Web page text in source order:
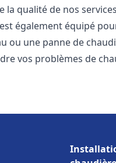
la qualité de nos
est également équipé
ou une panne de
vos problèmes de